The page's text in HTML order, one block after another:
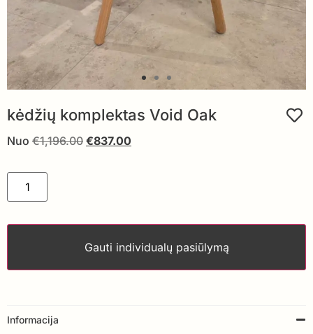
kėdžių komplektas Void Oak
Nuo €1,196.00 €837.00
Gauti individualų pasiūlymą
Informacija